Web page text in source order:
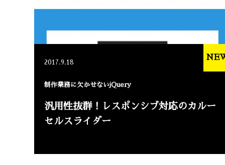
2017.9.18
制作業務に欠かせないjQuery
汎用性抜群！レスポンシブ対応のカルー
セルスライダー